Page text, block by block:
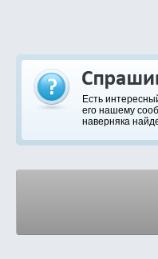
Есть
его нашему
наверняка